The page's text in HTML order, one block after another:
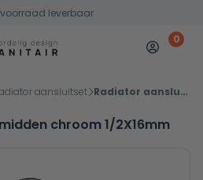
leverbaar
Mijn 0
aansluitset Radiator aansluitset midden chroom 1/2X16mm
chroom 1/2X16mm